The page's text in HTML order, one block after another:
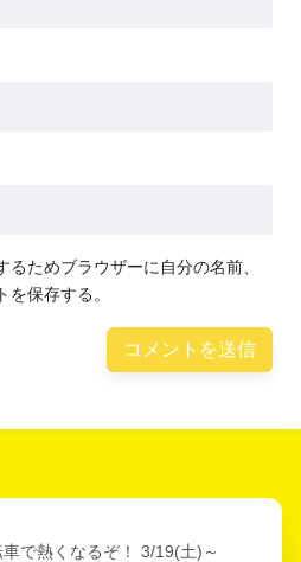
るためブラウザーに自分の名前、
を保存する。
で熱くなるぞ！ 3/19(土)～